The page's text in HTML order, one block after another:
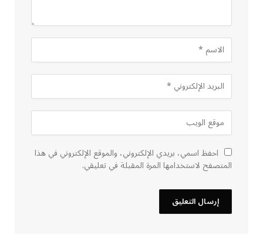
احفظ اسمي، بريدي الإلكتروني، والموقع الإلكتروني في هذا
المتصفح لاستخدامها المرة المقبلة في تعليقي.